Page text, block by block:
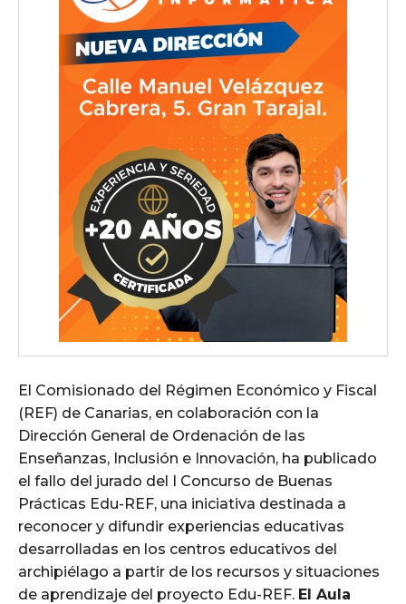
El Comisionado del Régimen Económico y Fiscal
(REF) de Canarias, en colaboración con la
Dirección General de Ordenación de las
Enseñanzas, Inclusión e Innovación, ha publicado
el fallo del jurado del I Concurso de Buenas
Prácticas Edu-REF, una iniciativa destinada a
reconocer y difundir experiencias educativas
desarrolladas en los centros educativos del
archipiélago a partir de los recursos y situaciones
de aprendizaje del proyecto Edu-REF. El Aula